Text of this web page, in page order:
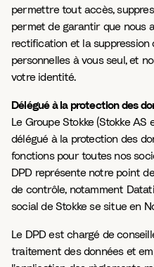
permettre tout accès,
permet de garantir que nous
rectification et la suppression
personnelles à vous seul, et
votre identité.
Délégué à la protection des
Le Groupe Stokke (Stokke AS
délégué à la protection des
fonctions pour toutes nos
DPD représente notre point
de contrôle, notamment
social de Stokke se situe en
Le DPD est chargé de
traitement des données et